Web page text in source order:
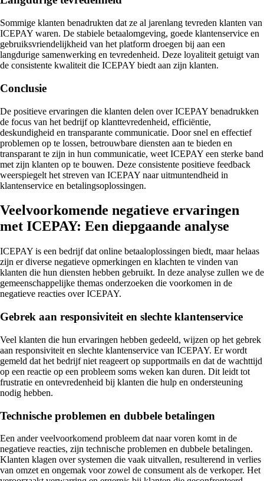
Sommige klanten benadrukten dat ze al jarenlang tevreden klanten van
ICEPAY waren. De stabiele betaalomgeving, goede klantenservice en
gebruiksvriendelijkheid van het platform droegen bij aan een
langdurige samenwerking en tevredenheid. Deze loyaliteit getuigt van
de consistente kwaliteit die ICEPAY biedt aan zijn klanten.
Conclusie
De positieve ervaringen die klanten delen over ICEPAY benadrukken
de focus van het bedrijf op klanttevredenheid, efficiëntie,
deskundigheid en transparante communicatie. Door snel en effectief
problemen op te lossen, betrouwbare diensten aan te bieden en
transparant te zijn in hun communicatie, weet ICEPAY een sterke band
met zijn klanten op te bouwen. Deze consistente positieve feedback
weerspiegelt het streven van ICEPAY naar uitmuntendheid in
klantenservice en betalingsoplossingen.
Veelvoorkomende negatieve ervaringen
met ICEPAY: Een diepgaande analyse
ICEPAY is een bedrijf dat online betaaloplossingen biedt, maar helaas
zijn er diverse negatieve opmerkingen en klachten te vinden van
klanten die hun diensten hebben gebruikt. In deze analyse zullen we de
gemeenschappelijke themas onderzoeken die voorkomen in de
negatieve reacties over ICEPAY.
Gebrek aan responsiviteit en slechte klantenservice
Veel klanten die hun ervaringen hebben gedeeld, wijzen op het gebrek
aan responsiviteit en slechte klantenservice van ICEPAY. Er wordt
gemeld dat het bedrijf niet reageert op supportmails en dat de wachttijd
op een reactie op een probleem soms weken kan duren. Dit leidt tot
frustratie en ontevredenheid bij klanten die hulp en ondersteuning
nodig hebben.
Technische problemen en dubbele betalingen
Een ander veelvoorkomend probleem dat naar voren komt in de
negatieve reacties, zijn technische problemen en dubbele betalingen.
Klanten klagen over systemen die vaak uitvallen, resulterend in verlies
van omzet en ongemak voor zowel de consument als de verkoper. Het